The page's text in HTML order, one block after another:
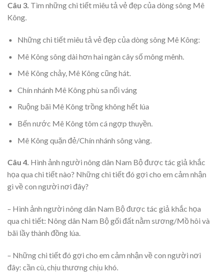
Câu 3. Tìm những chi tiết miêu tả vẻ đẹp của dòng sông Mê
Kông.
Những chi tiết miêu tả vẻ đẹp của dòng sông Mê Kông:
Mê Kông sông dài hơn hai ngàn cây số mông mênh.
Mê Kông chảy, Mê Kông cũng hát.
Chín nhánh Mê Kông phù sa nổi váng
Ruộng bãi Mê Kông trồng không hết lúa
Bến nước Mê Kông tôm cá ngợp thuyền.
Mê Kông quặn đẻ/Chín nhánh sông vàng.
Câu 4. Hình ảnh người nông dân Nam Bộ được tác giả khắc
họa qua chi tiết nào? Những chi tiết đó gợi cho em cảm nhận
gì về con người nơi đây?
– Hình ảnh người nông dân Nam Bộ được tác giả khắc họa
qua chi tiết: Nông dân Nam Bộ gối đất nằm sương/Mồ hôi và
bãi lầy thành đồng lúa.
– Những chi tiết đó gợi cho em cảm nhận về con người nơi
đây: cần cù, chịu thương chịu khó.